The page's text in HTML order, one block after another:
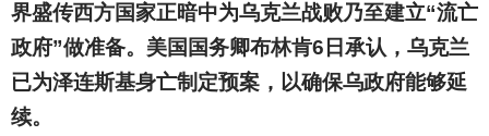
界盛传西方国家正暗中为乌克兰战败乃至建立“流亡
政府”做准备。美国国务卿布林肯6日承认，乌克兰
已为泽连斯基身亡制定预案，以确保乌政府能够延
续。